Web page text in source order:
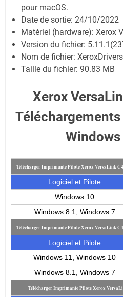
pour macOS.
Date de sortie: 24/10/2022
Matériel (hardware): Xerox
Version du fichier:
Nom de fichier:
Taille du fichier: 90.83 MB
Xerox
Télécharger Imprimante Pilote Xerox VersaLink
Logiciel et Pilote
Windows 10
Windows 8.1, Windows 7
Télécharger Imprimante Pilote Xerox VersaLink
Logiciel et Pilote
Windows 11, Windows 10
Windows 8.1, Windows 7
Télécharger Imprimante Pilote Xerox